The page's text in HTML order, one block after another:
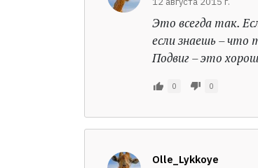
Это всегда так.
если знаешь – что
Подвиг – это
0 0
Olle_Lykkoye